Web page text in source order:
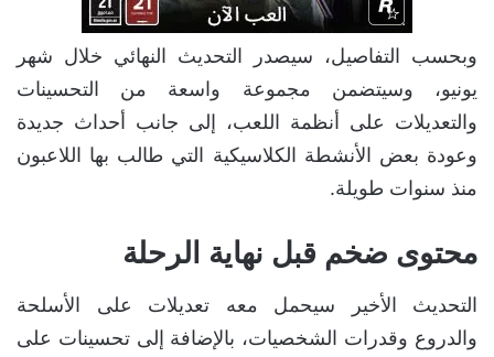
وبحسب التفاصيل، سيصدر التحديث النهائي خلال شهر
يونيو، وسيتضمن مجموعة واسعة من التحسينات
والتعديلات على أنظمة اللعب، إلى جانب أحداث جديدة
وعودة بعض الأنشطة الكلاسيكية التي طالب بها اللاعبون
منذ سنوات طويلة.
محتوى ضخم قبل نهاية الرحلة
التحديث الأخير سيحمل معه تعديلات على الأسلحة
والدروع وقدرات الشخصيات، بالإضافة إلى تحسينات على